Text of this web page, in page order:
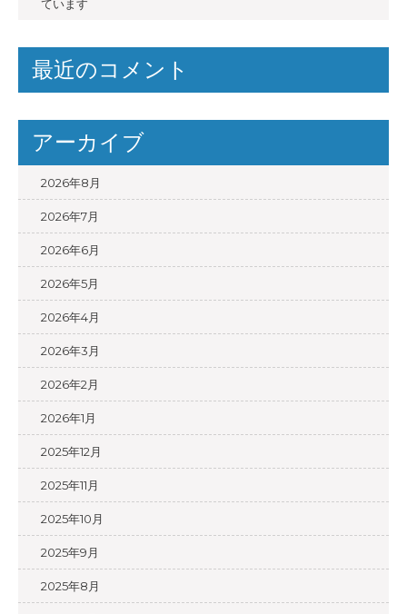
ています
最近のコメント
アーカイブ
2026年8月
2026年7月
2026年6月
2026年5月
2026年4月
2026年3月
2026年2月
2026年1月
2025年12月
2025年11月
2025年10月
2025年9月
2025年8月